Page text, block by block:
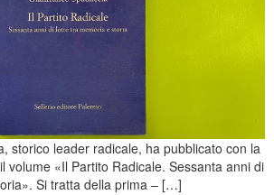
storico leader radicale, ha pubblicato con la
volume «Il Partito Radicale. Sessanta anni di
Si tratta della prima – […]